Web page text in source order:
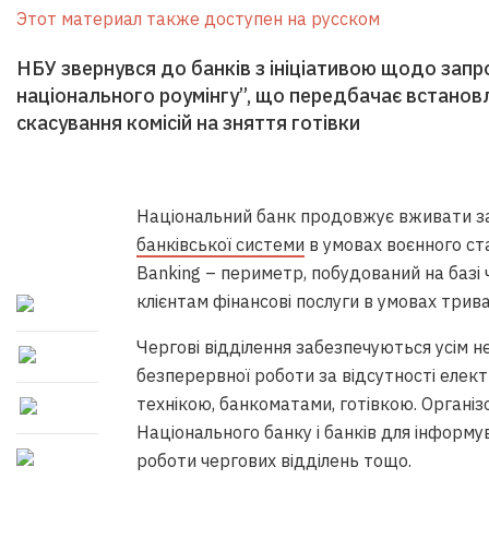
Этот материал также доступен на русском
НБУ звернувся до банків з ініціативою щодо
національного роумінгу”, що передбачає
скасування комісій на зняття готівки
Національний банк продовжує вживати
банківської системи в умовах воєнного
Banking – периметр, побудований на базі
клієнтам фінансові послуги в умовах
Чергові відділення забезпечуються усім
безперервної роботи за відсутності
технікою, банкоматами, готівкою.
Національного банку і банків для
роботи чергових відділень тощо.